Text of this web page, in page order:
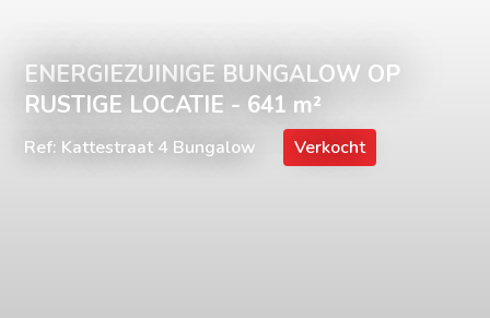
ENERGIEZUINIGE BUNGALOW OP
RUSTIGE LOCATIE - 641 m²
Ref: Kattestraat 4 Bungalow Verkocht